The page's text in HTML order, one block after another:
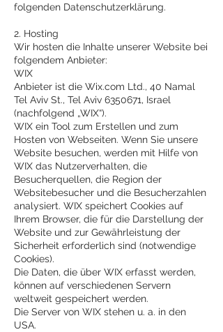
folgenden Datenschutzerklärung.
2. Hosting
Wir hosten die Inhalte unserer Website bei
folgendem Anbieter:
WIX
Anbieter ist die Wix.com Ltd., 40 Namal
Tel Aviv St., Tel Aviv 6350671, Israel
(nachfolgend „WIX“).
WIX ein Tool zum Erstellen und zum
Hosten von Webseiten. Wenn Sie unsere
Website besuchen, werden mit Hilfe von
WIX das Nutzerverhalten, die
Besucherquellen, die Region der
Websitebesucher und die Besucherzahlen
analysiert. WIX speichert Cookies auf
Ihrem Browser, die für die Darstellung der
Website und zur Gewährleistung der
Sicherheit erforderlich sind (notwendige
Cookies).
Die Daten, die über WIX erfasst werden,
können auf verschiedenen Servern
weltweit gespeichert werden.
Die Server von WIX stehen u. a. in den
USA.